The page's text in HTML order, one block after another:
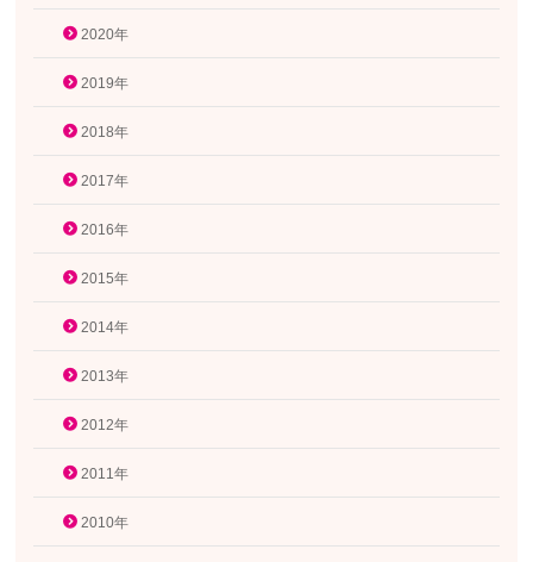
2020年
2019年
2018年
2017年
2016年
2015年
2014年
2013年
2012年
2011年
2010年